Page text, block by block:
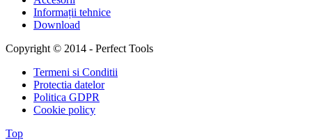
Informații tehnice
Download
Copyright © 2014 - Perfect Tools
Termeni si Conditii
Protectia datelor
Politica GDPR
Cookie policy
Top